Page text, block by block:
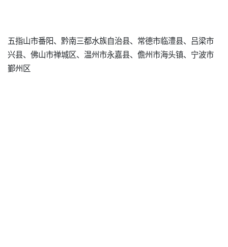
五指山市番阳、黔南三都水族自治县、常德市临澧县、吕梁市
兴县、佛山市禅城区、温州市永嘉县、儋州市海头镇、宁波市
鄞州区